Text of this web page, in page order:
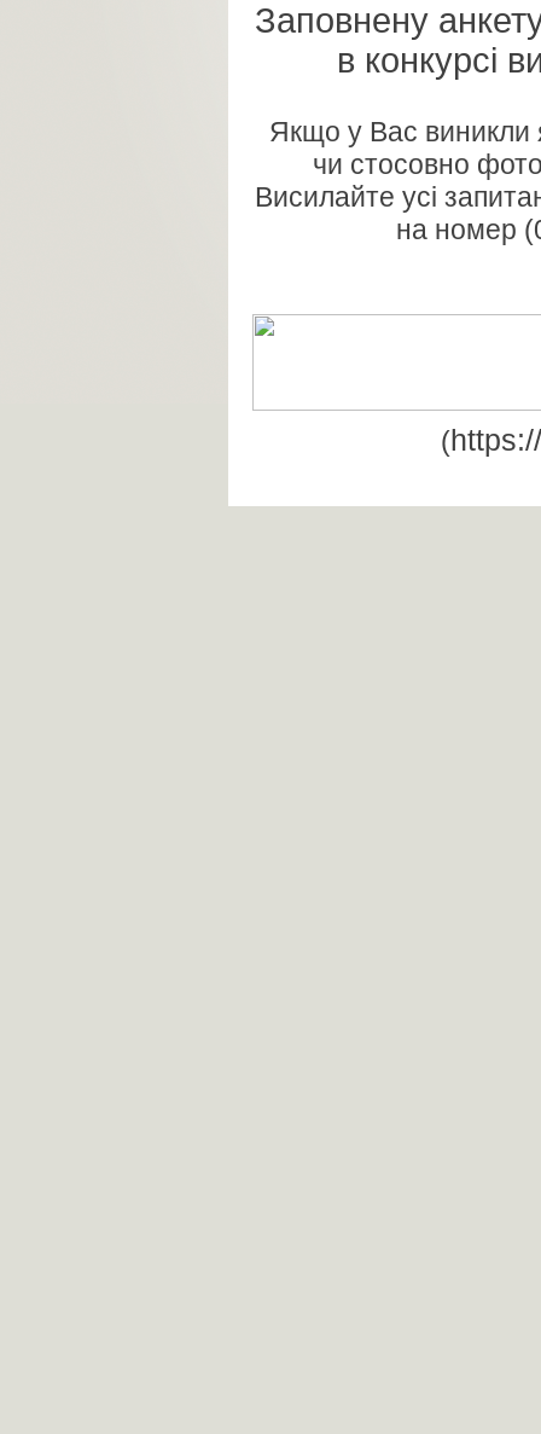
Заповнену
в конкурсі
Якщо у Вас виникли
чи стосовно
Висилайте усі
на номер
(